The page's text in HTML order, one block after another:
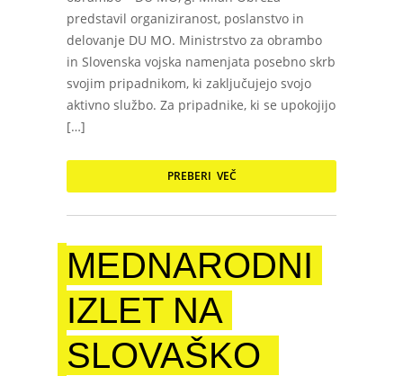
predstavil organiziranost, poslanstvo in
delovanje DU MO. Ministrstvo za obrambo
in Slovenska vojska namenjata posebno skrb
svojim pripadnikom, ki zaključujejo svojo
aktivno službo. Za pripadnike, ki se upokojijo
[…]
PREBERI VEČ
MEDNARODNI
IZLET NA
SLOVAŠKO